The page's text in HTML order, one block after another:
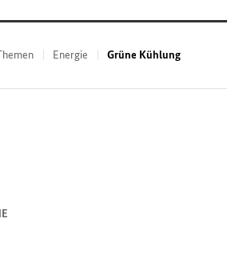
Energie Grüne Kühlung
Link Externer Link
Externer Link
Kanal, Externer Link
Seite, Externer Link